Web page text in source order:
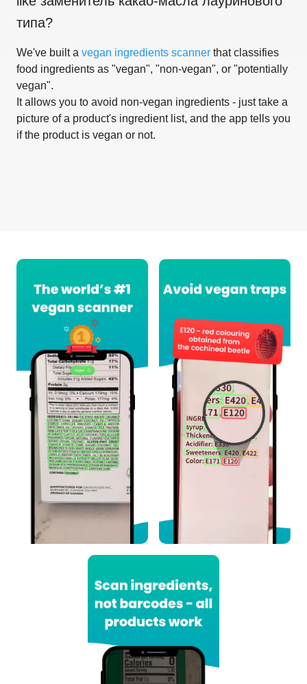
типа?
We've built a vegan ingredients scanner that classifies
food ingredients as "vegan", "non-vegan", or "potentially
vegan".
It allows you to avoid non-vegan ingredients - just take a
picture of a product's ingredient list, and the app tells you
if the product is vegan or not.